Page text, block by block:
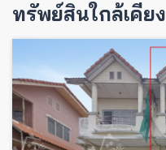
ทรัพย์สินใกล้เคียง